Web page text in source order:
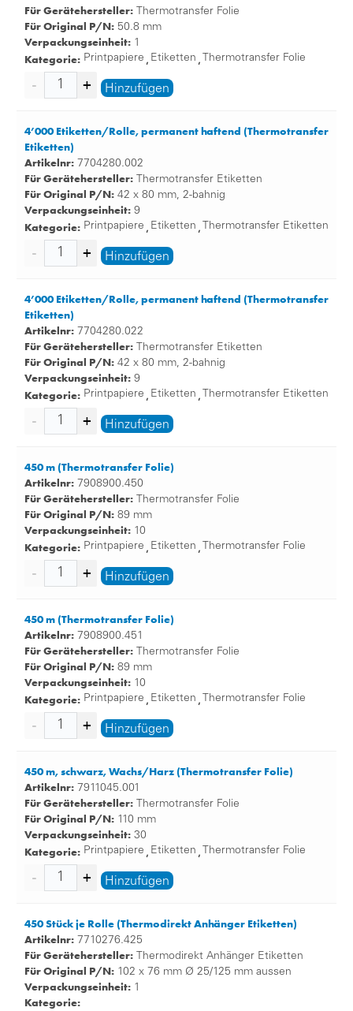
Für Gerätehersteller: Thermotransfer Folie
Für Original P/N: 50.8 mm
Verpackungseinheit: 1
Kategorie: Printpapiere , Etiketten , Thermotransfer Folie
Hinzufügen
4’000 Etiketten/Rolle, permanent haftend (Thermotransfer
Etiketten)
Artikelnr: 7704280.002
Für Gerätehersteller: Thermotransfer Etiketten
Für Original P/N: 42 x 80 mm, 2-bahnig
Verpackungseinheit: 9
Kategorie: Printpapiere , Etiketten , Thermotransfer Etiketten
Hinzufügen
4’000 Etiketten/Rolle, permanent haftend (Thermotransfer
Etiketten)
Artikelnr: 7704280.022
Für Gerätehersteller: Thermotransfer Etiketten
Für Original P/N: 42 x 80 mm, 2-bahnig
Verpackungseinheit: 9
Kategorie: Printpapiere , Etiketten , Thermotransfer Etiketten
Hinzufügen
450 m (Thermotransfer Folie)
Artikelnr: 7908900.450
Für Gerätehersteller: Thermotransfer Folie
Für Original P/N: 89 mm
Verpackungseinheit: 10
Kategorie: Printpapiere , Etiketten , Thermotransfer Folie
Hinzufügen
450 m (Thermotransfer Folie)
Artikelnr: 7908900.451
Für Gerätehersteller: Thermotransfer Folie
Für Original P/N: 89 mm
Verpackungseinheit: 10
Kategorie: Printpapiere , Etiketten , Thermotransfer Folie
Hinzufügen
450 m, schwarz, Wachs/Harz (Thermotransfer Folie)
Artikelnr: 7911045.001
Für Gerätehersteller: Thermotransfer Folie
Für Original P/N: 110 mm
Verpackungseinheit: 30
Kategorie: Printpapiere , Etiketten , Thermotransfer Folie
Hinzufügen
450 Stück je Rolle (Thermodirekt Anhänger Etiketten)
Artikelnr: 7710276.425
Für Gerätehersteller: Thermodirekt Anhänger Etiketten
Für Original P/N: 102 x 76 mm Ø 25/125 mm aussen
Verpackungseinheit: 1
Kategorie: